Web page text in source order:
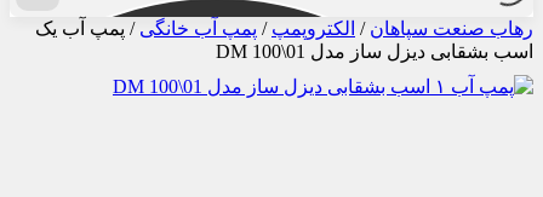
رهاب صنعت سپاهان / الکتروپمپ / پمپ آب خانگی / پمپ آب یک
اسب بشقابی دیزل ساز مدل DM 100\01